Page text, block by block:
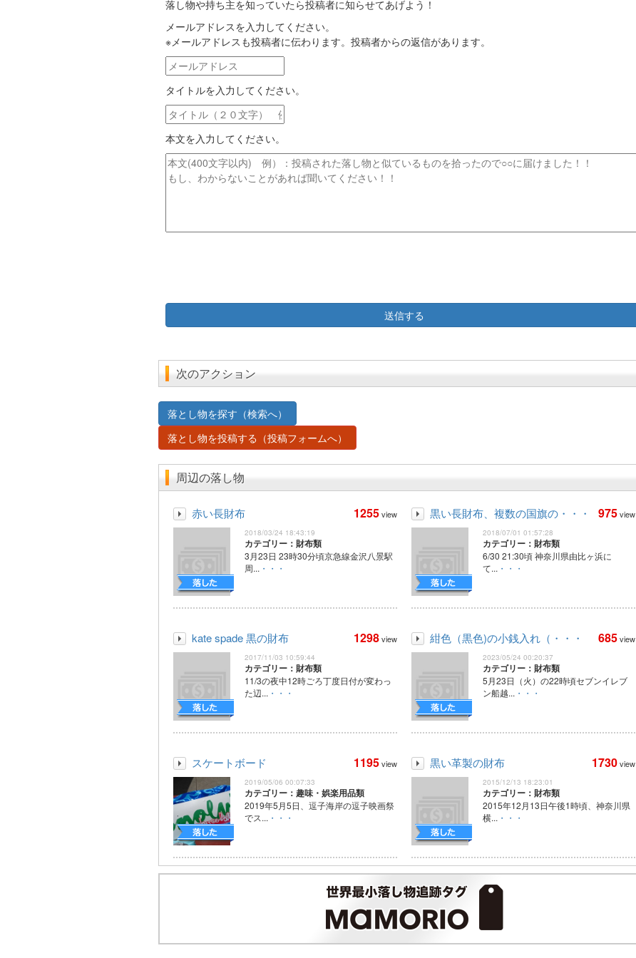
落し物や持ち主を知っていたら投稿者に知らせてあげよう！
メールアドレスを入力してください。
※メールアドレスも投稿者に伝わります。投稿者からの返信があります。
メ
ー
ル
ア
ド
レ
ス
タイトルを入力してください。
タ
イ
ト
ル
本文を入力してください。
本
文
次のアクション
落とし物を探す（検索へ）
落とし物を投稿する（投稿フォームへ）
周辺の落し物
赤い長財布 1255view
2018/03/24 18:43:19
カテゴリー：財布類
3月23日 23時30分頃京急線金沢八景駅
周... ・・・
黒い長財布、複数の国旗の・・・ 975view
2018/07/01 01:57:28
カテゴリー：財布類
6/30 21:30頃 神奈川県由比ヶ浜に
て... ・・・
kate spade 黒の財布 1298view
2017/11/03 10:59:44
カテゴリー：財布類
11/3の夜中12時ごろ丁度日付が変わっ
た辺... ・・・
紺色（黒色)の小銭入れ（・・・ 685view
2023/05/24 00:20:37
カテゴリー：財布類
5月23日（火）の22時頃セブンイレブ
ン船越... ・・・
スケートボード 1195view
2019/05/06 00:07:33
カテゴリー：趣味・娯楽用品類
2019年5月5日、逗子海岸の逗子映画祭
でス... ・・・
黒い革製の財布 1730view
2015/12/13 18:23:01
カテゴリー：財布類
2015年12月13日午後1時頃、神奈川県
横... ・・・